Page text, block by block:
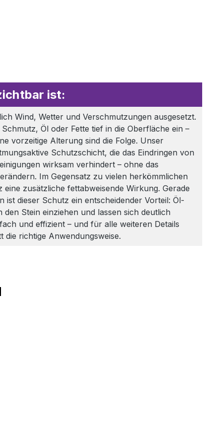
ist:
Wind, Wetter und Verschmutzungen ausgesetzt.
Öl oder Fette tief in die Oberfläche ein –
vorzeitige Alterung sind die Folge. Unser
Schutzschicht, die das Eindringen von
wirksam verhindert – ohne das
Im Gegensatz zu vielen herkömmlichen
zusätzliche fettabweisende Wirkung. Gerade
ist dieser Schutz ein entscheidender Vorteil: Öl-
Stein einziehen und lassen sich deutlich
und effizient – und für alle weiteren Details
richtige Anwendungsweise.